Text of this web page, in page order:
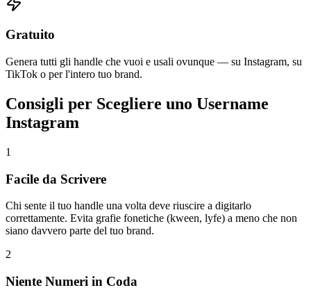
Gratuito
Genera tutti gli handle che vuoi e usali ovunque — su Instagram, su
TikTok o per l'intero tuo brand.
Consigli per Scegliere uno Username
Instagram
1
Facile da Scrivere
Chi sente il tuo handle una volta deve riuscire a digitarlo
correttamente. Evita grafie fonetiche (kween, lyfe) a meno che non
siano davvero parte del tuo brand.
2
Niente Numeri in Coda